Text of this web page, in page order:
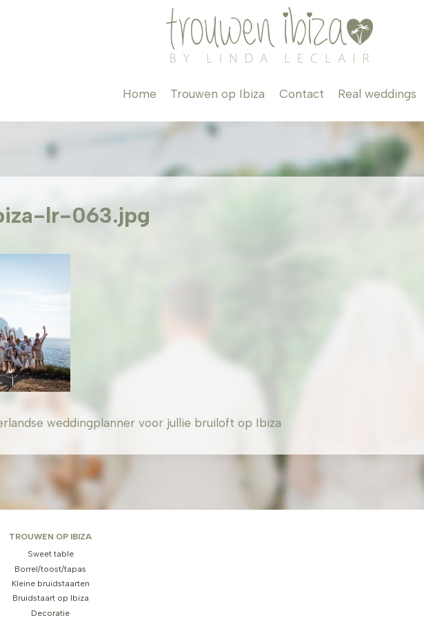
Home Trouwen op Ibiza Contact Real weddings
lr-063.jpg
weddingplanner voor jullie bruiloft op Ibiza
TROUWEN OP IBIZA
Sweet table
Borrel/toost/tapas
Kleine bruidstaarten
Bruidstaart op Ibiza
Decoratie